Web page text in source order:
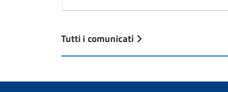
Tutti i comunicati